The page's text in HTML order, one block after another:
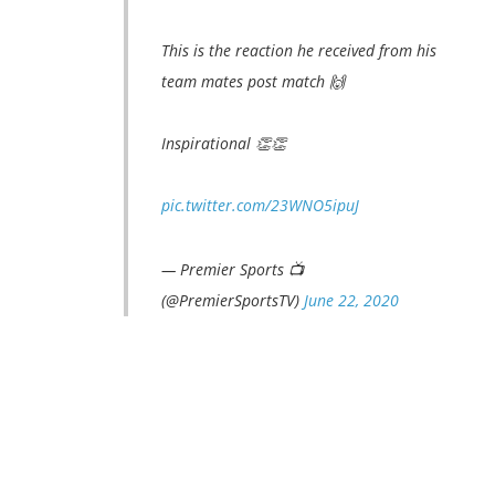
This is the reaction he received from his
team mates post match 🙌
Inspirational 👏👏
pic.twitter.com/23WNO5ipuJ
— Premier Sports 📺
(@PremierSportsTV) June 22, 2020